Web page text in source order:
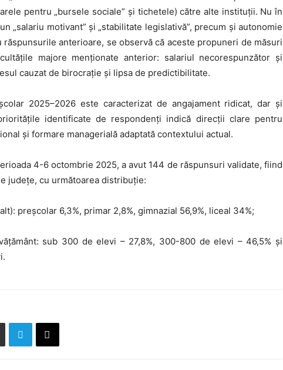
pentru „bursele sociale” și tichetele) către alte instituții. Nu în
„salariu motivant” și „stabilitate legislativă”, precum și autonomie
anterioare, se observă că aceste propuneri de măsuri
majore menționate anterior: salariul necorespunzător și
cauzat de birocrație și lipsa de predictibilitate.
2025–2026 este caracterizat de angajament ridicat, dar și
identificate de respondenți indică direcții clare pentru
și formare managerială adaptată contextului actual.
4-6 octombrie 2025, a avut 144 de răspunsuri validate, fiind
județe, cu următoarea distribuție:
preșcolar 6,3%, primar 2,8%, gimnazial 56,9%, liceal 34%;
sub 300 de elevi – 27,8%, 300-800 de elevi – 46,5% și